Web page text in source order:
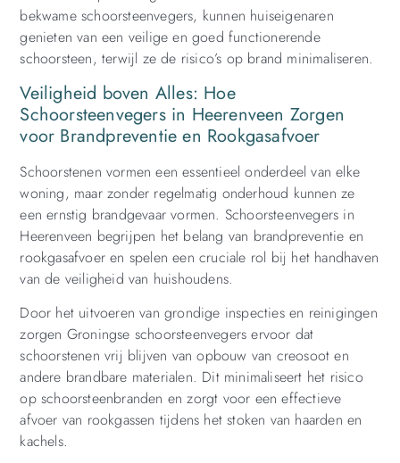
bekwame schoorsteenvegers, kunnen huiseigenaren
genieten van een veilige en goed functionerende
schoorsteen, terwijl ze de risico’s op brand minimaliseren.
Veiligheid boven Alles: Hoe
Schoorsteenvegers in Heerenveen Zorgen
voor Brandpreventie en Rookgasafvoer
Schoorstenen vormen een essentieel onderdeel van elke
woning, maar zonder regelmatig onderhoud kunnen ze
een ernstig brandgevaar vormen. Schoorsteenvegers in
Heerenveen begrijpen het belang van brandpreventie en
rookgasafvoer en spelen een cruciale rol bij het handhaven
van de veiligheid van huishoudens.
Door het uitvoeren van grondige inspecties en reinigingen
zorgen Groningse schoorsteenvegers ervoor dat
schoorstenen vrij blijven van opbouw van creosoot en
andere brandbare materialen. Dit minimaliseert het risico
op schoorsteenbranden en zorgt voor een effectieve
afvoer van rookgassen tijdens het stoken van haarden en
kachels.